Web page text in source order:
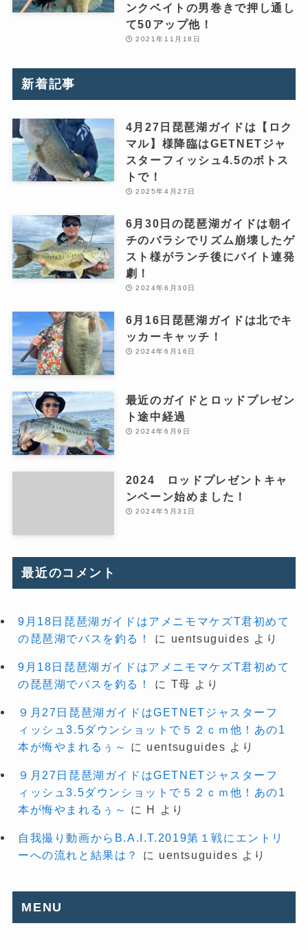
ンクベイトの男巻きで押し通し
て50アップ他！
2021年11月18日
新着記事
4月27日琵琶湖ガイドは【ロク
マル】様降臨はGETNETジャ
スターフィッシュ4.5のボトス
トで！
2025年4月27日
6月30日の琵琶湖ガイドは朝イ
チのバラシでリズム崩壊したゲ
スト様がランチ後にバイト連発
劇！
2024年6月30日
6月16日琵琶湖ガイドは北でキ
ッカーキャッチ！
2024年6月16日
最近のガイドとロッドプレゼン
ト途中経過
2024年6月9日
2024 ロッドプレゼントキャ
ンペーン始めました！
2024年5月31日
最近のコメント
9月18日琵琶湖ガイドはアメニモマケズT君初めて
の琵琶湖でバスを釣る！
に uentsuguides より
9月18日琵琶湖ガイドはアメニモマケズT君初めて
の琵琶湖でバスを釣る！
に T母 より
９月27日琵琶湖ガイドはGETNETジャスターフ
ィッシュ3.5ダウンショットで５２ｃｍ他！あの1
本が悔やまれるぅ～
に uentsuguides より
９月27日琵琶湖ガイドはGETNETジャスターフ
ィッシュ3.5ダウンショットで５２ｃｍ他！あの1
本が悔やまれるぅ～
に H より
自我撮り動画からB.A.I.T.2019第１戦にエントリ
ーへの流れと結果は？
に uentsuguides より
MENU